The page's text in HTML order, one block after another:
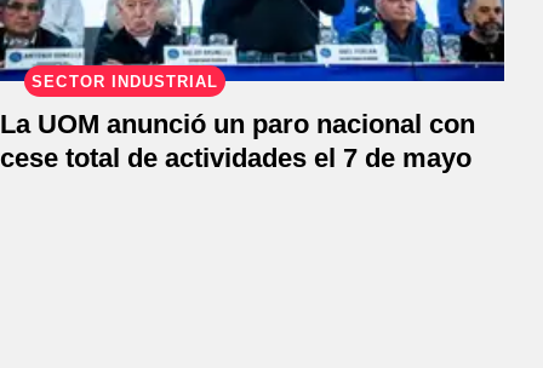
SECTOR INDUSTRIAL
La UOM anunció un paro nacional con
cese total de actividades el 7 de mayo